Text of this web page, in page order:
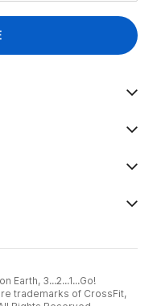
Earth, 3...2...1...Go!
trademarks of CrossFit,